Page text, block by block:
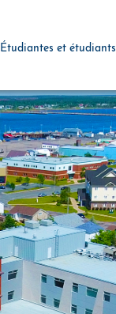
Étudiantes et étudiants